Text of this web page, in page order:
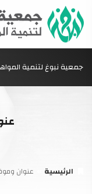
جمعية نبوغ لتنمية
الرئيسية عنوان